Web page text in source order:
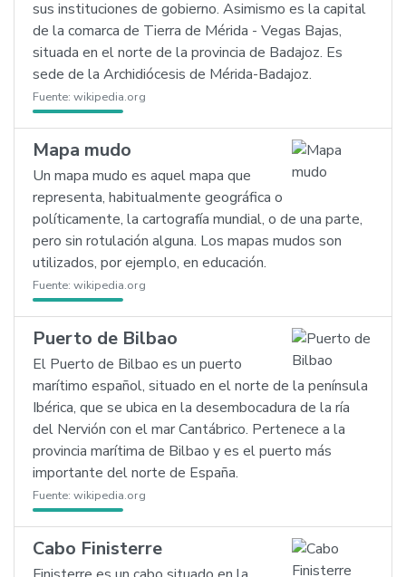
sus instituciones de gobierno. Asimismo es la capital
de la comarca de Tierra de Mérida - Vegas Bajas,
situada en el norte de la provincia de Badajoz. Es
sede de la Archidiócesis de Mérida-Badajoz.
Fuente: wikipedia.org
Mapa mudo
Un mapa mudo es aquel mapa que
representa, habitualmente geográfica o
políticamente, la cartografía mundial, o de una parte,
pero sin rotulación alguna. Los mapas mudos son
utilizados, por ejemplo, en educación.
Fuente: wikipedia.org
Puerto de Bilbao
El Puerto de Bilbao es un puerto
marítimo español, situado en el norte de la península
Ibérica, que se ubica en la desembocadura de la ría
del Nervión con el mar Cantábrico. Pertenece a la
provincia marítima de Bilbao y es el puerto más
importante del norte de España.
Fuente: wikipedia.org
Cabo Finisterre